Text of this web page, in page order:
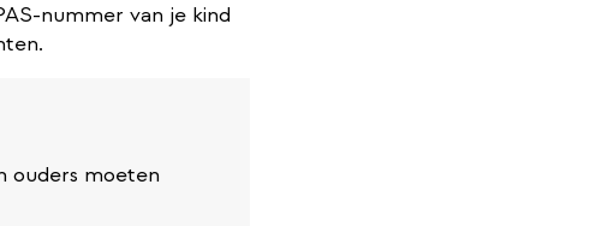
nummer van je kind
ouders moeten